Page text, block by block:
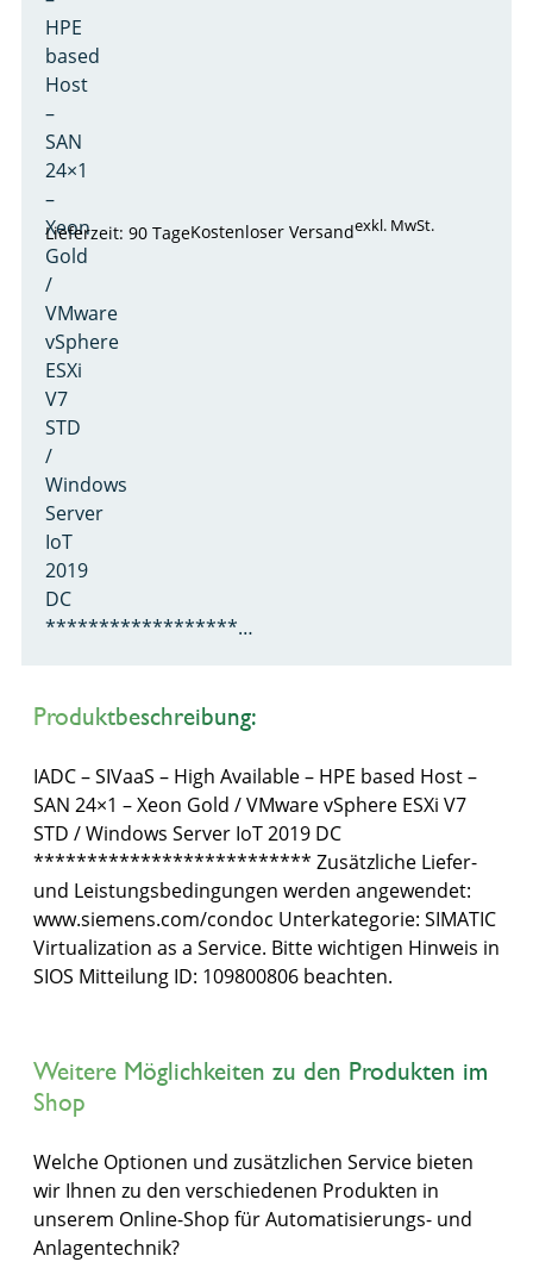
HPE
based
Host
–
SAN
24×1
–
Xeon
Gold
/
VMware
vSphere
ESXi
V7
STD
/
Windows
Server
IoT
2019
DC
******************…
Lieferzeit: 90 TageKostenloser Versandexkl. MwSt.
Produktbeschreibung:
IADC – SIVaaS – High Available – HPE based Host –
SAN 24×1 – Xeon Gold / VMware vSphere ESXi V7
STD / Windows Server IoT 2019 DC
************************** Zusätzliche Liefer-
und Leistungsbedingungen werden angewendet:
www.siemens.com/condoc Unterkategorie: SIMATIC
Virtualization as a Service. Bitte wichtigen Hinweis in
SIOS Mitteilung ID: 109800806 beachten.
Weitere Möglichkeiten zu den Produkten im
Shop
Welche Optionen und zusätzlichen Service bieten
wir Ihnen zu den verschiedenen Produkten in
unserem Online-Shop für Automatisierungs- und
Anlagentechnik?